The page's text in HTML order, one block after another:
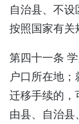
自治县、不
按照国家有关
第四十一条
户口所在地
迁移手续的，
由县、自治